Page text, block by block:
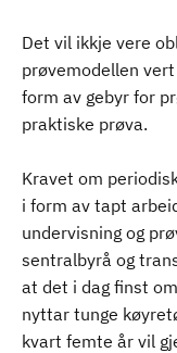
Det vil ikkje vere
prøvemodellen
form av gebyr for
praktiske prøva.
Kravet om
i form av tapt
undervisning og
sentralbyrå og
at det i dag finst
nyttar tunge
kvart femte år vil